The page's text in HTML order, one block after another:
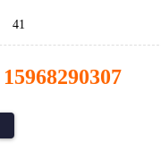
41
15968290307